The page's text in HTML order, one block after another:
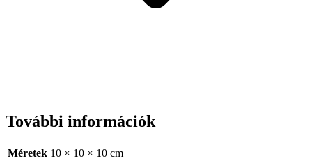
További információk
Méretek 10 × 10 × 10 cm